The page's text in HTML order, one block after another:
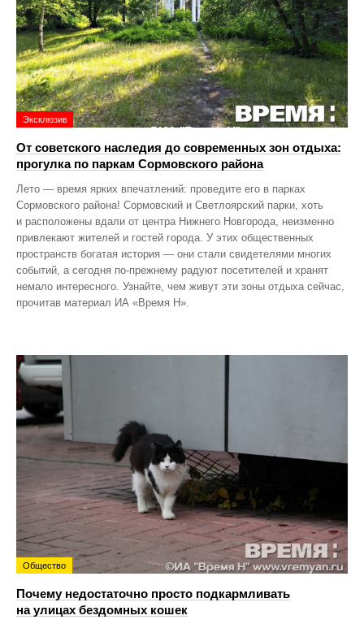
Эксклюзив
От советского наследия до современных зон отдыха:
прогулка по паркам Сормовского района
Лето — время ярких впечатлений: проведите его в парках
Сормовского района! Сормовский и Светлоярский парки, хоть
и расположены вдали от центра Нижнего Новгорода, неизменно
привлекают жителей и гостей города. У этих общественных
пространств богатая история — они стали свидетелями многих
событий, а сегодня по‑прежнему радуют посетителей и хранят
немало интересного. Узнайте, чем живут эти зоны отдыха сейчас,
прочитав материал ИА «Время Н».
Общество
Почему недостаточно просто подкармливать
на улицах бездомных кошек